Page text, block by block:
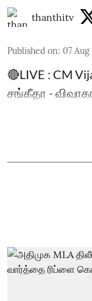
thanthitv
Published on: 07
🔴LIVE : CM
சங்கீதா -